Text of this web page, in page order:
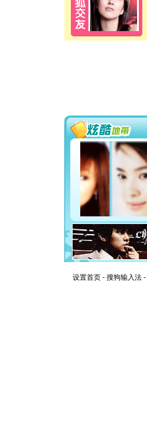
设置首页 - 搜狗输入法 -